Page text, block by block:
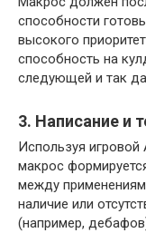
способности
высокого
способность на
следующей и так
3. Написание и
Используя игровой
макрос
между
наличие или
(например,